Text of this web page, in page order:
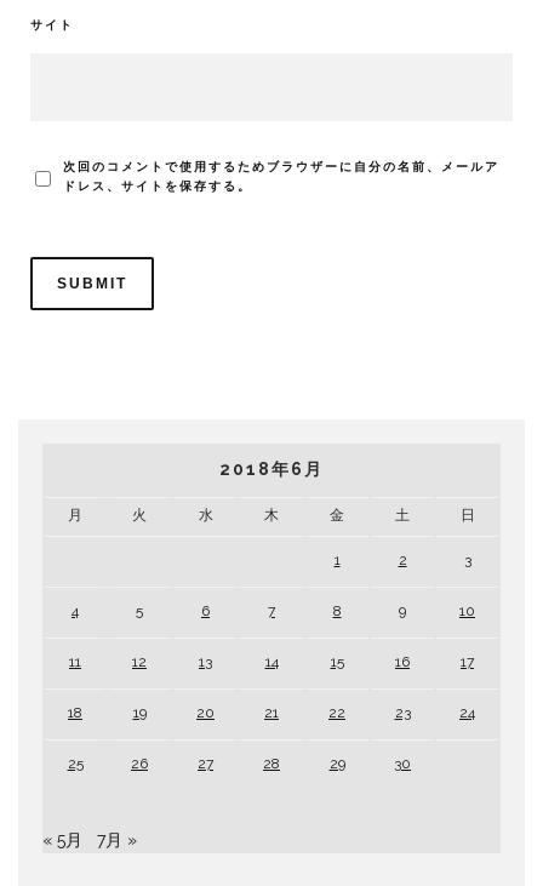
サイト
次回のコメントで使用するためブラウザーに自分の名前、メールア
ドレス、サイトを保存する。
2018年6月
月 火 水 木 金 土 日
1 2 3
4 5 6 7 8 9 10
11 12 13 14 15 16 17
18 19 20 21 22 23 24
25 26 27 28 29 30
« 5月 7月 »